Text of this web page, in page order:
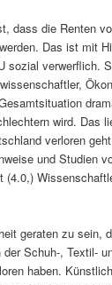
dass die Renten
Das ist mit
sozial verwerflich.
wird. Das
verloren
und Studien
(4.0,)
geraten zu sein,
Schuh-, Textil-
haben.